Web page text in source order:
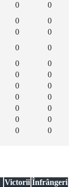
0
0
0
0
0
0
0
0
0
0
0
0
0
0
0
0
0
0
0
0
0
0
Victorii Înfrângeri